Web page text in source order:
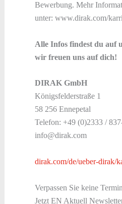
Bewerbung. Mehr
unter: www.dirak.com/
Alle Infos findest du auf
wir freuen uns auf dich!
DIRAK GmbH
Königsfelderstraße 1
58 256 Ennepetal
Telefon: +49 (0)2333 /
info@dirak.com
dirak.com/de/ueber-dirak/
Verpassen Sie keine
Jetzt EN Aktuell